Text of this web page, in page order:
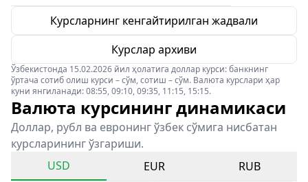
Курсларнинг кенгайтирилган жадвали
Курслар архиви
Ўзбекистонда 15.02.2026 йил ҳолатига доллар курси: банкнинг
ўртача сотиб олиш курси – сўм, сотиш – сўм. Валюта курслари ҳар
куни янгиланади: 08:55, 09:10, 09:35, 11:15, 15:15.
Валюта курсининг динамикаси
Доллар, рубл ва евронинг ўзбек сўмига нисбатан
курсларининг ўзгариши.
USD
EUR RUB